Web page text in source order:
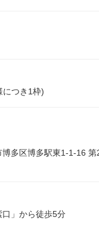
につき1枠)
博多区博多駅東1-1-16 第
口」から徒歩5分